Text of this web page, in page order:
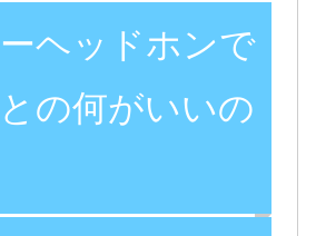
ヘッドホンで
の何がいいの